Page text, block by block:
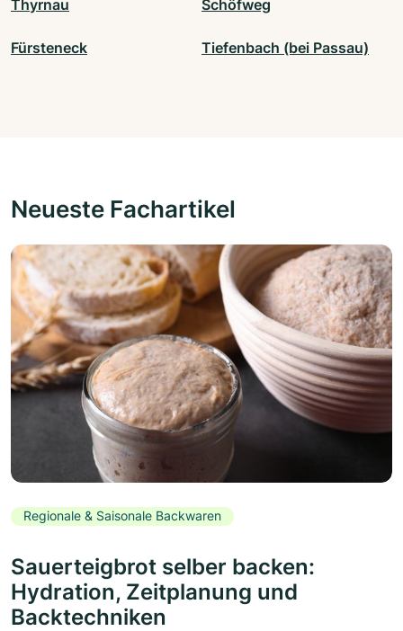
Thyrnau Schöfweg
Fürsteneck Tiefenbach (bei Passau)
Neueste Fachartikel
Regionale & Saisonale Backwaren
Sauerteigbrot selber backen:
Hydration, Zeitplanung und
Backtechniken